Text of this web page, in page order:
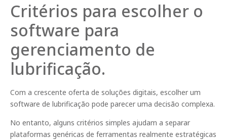
Critérios para escolher o
software para
gerenciamento de
lubrificação.
Com a crescente oferta de soluções digitais, escolher um
software de lubrificação pode parecer uma decisão complexa.
No entanto, alguns critérios simples ajudam a separar
plataformas genéricas de ferramentas realmente estratégicas